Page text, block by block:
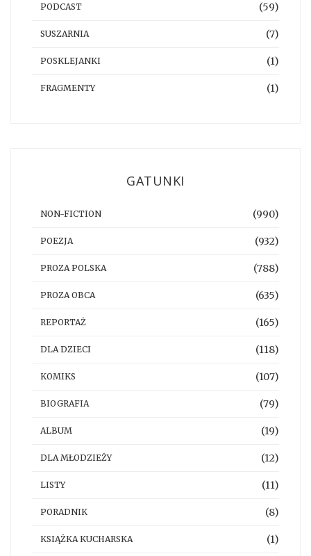
PODCAST (59)
SUSZARNIA (7)
POSKLEJANKI (1)
FRAGMENTY (1)
GATUNKI
NON-FICTION (990)
POEZJA (932)
PROZA POLSKA (788)
PROZA OBCA (635)
REPORTAŻ (165)
DLA DZIECI (118)
KOMIKS (107)
BIOGRAFIA (79)
ALBUM (19)
DLA MŁODZIEŻY (12)
LISTY (11)
PORADNIK (8)
KSIĄŻKA KUCHARSKA (1)